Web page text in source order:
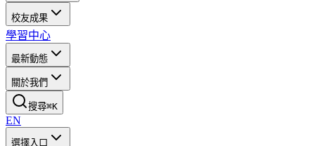
校友成果
學習中心
最新動態
關於我們
搜尋⌘K
EN
選擇入口